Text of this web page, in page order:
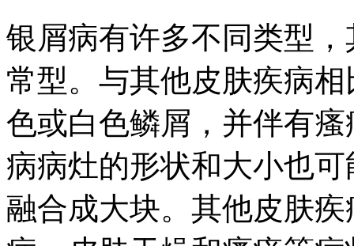
银屑病有许多不同类型
常型。与其他皮肤疾病
色或白色鳞屑，并伴有
病病灶的形状和大小也
融合成大块。其他皮肤